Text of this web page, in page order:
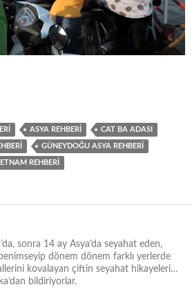
21 VE 22. GÜN: CAT BA ADASI VE
ASYA REHBERİ CAT BA ADASI
GÜNEYDOĞU ASYA REHBERİ
REHBERİ
sonra 14 ay Asya’da seyahat eden,
dönem dönem farklı yerlerde
kovalayan çiftin seyahat hikayeleri…
bildiriyorlar.